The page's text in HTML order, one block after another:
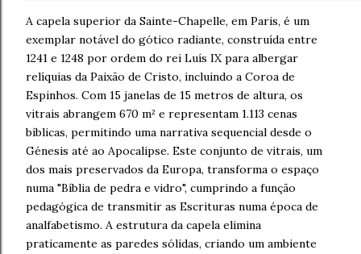
A capela superior da Sainte-Chapelle, em Paris, é um
exemplar notável do gótico radiante, construída entre
1241 e 1248 por ordem do rei Luís IX para albergar
relíquias da Paixão de Cristo, incluindo a Coroa de
Espinhos. Com 15 janelas de 15 metros de altura, os
vitrais abrangem 670 m² e representam 1.113 cenas
bíblicas, permitindo uma narrativa sequencial desde o
Génesis até ao Apocalipse. Este conjunto de vitrais, um
dos mais preservados da Europa, transforma o espaço
numa "Bíblia de pedra e vidro", cumprindo a função
pedagógica de transmitir as Escrituras numa época de
analfabetismo. A estrutura da capela elimina
praticamente as paredes sólidas, criando um ambiente